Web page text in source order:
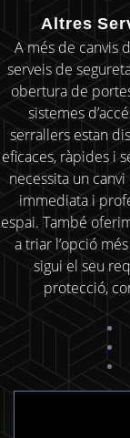
Altres
A més de canvis
serveis de
obertura de
sistemes
serrallers estan
eficaces, ràpides i
necessita un
immediata i
espai. També
a triar l’opció
sigui el seu
protecció,